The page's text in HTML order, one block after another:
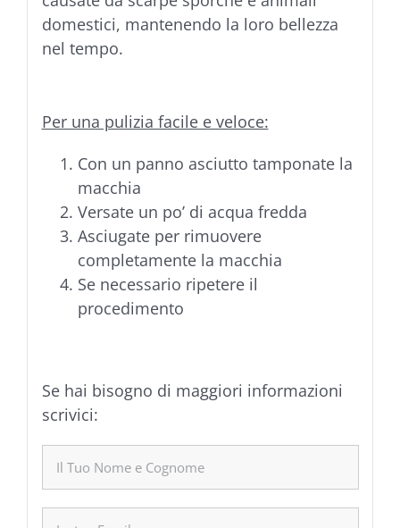
domestici, mantenendo la loro bellezza
nel tempo.
Per una pulizia facile e veloce:
Con un panno asciutto tamponate la
macchia
Versate un po’ di acqua fredda
Asciugate per rimuovere
completamente la macchia
Se necessario ripetere il
procedimento
Se hai bisogno di maggiori informazioni
scrivici: